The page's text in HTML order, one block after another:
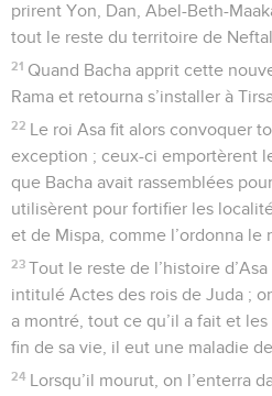
prirent Yon, Dan, Abel-Beth-
tout le reste du territoire de
21 Quand Bacha apprit cette
Rama et retourna s’installer à
22 Le roi Asa fit alors convoquer
exception ; ceux-ci emportèrent
que Bacha avait rassemblées
utilisèrent pour fortifier les
et de Mispa, comme l’ordonna le
23 Tout le reste de l’histoire
intitulé Actes des rois de Juda ;
a montré, tout ce qu’il a fait et
fin de sa vie, il eut une maladie
24 Lorsqu’il mourut, on l’enterra